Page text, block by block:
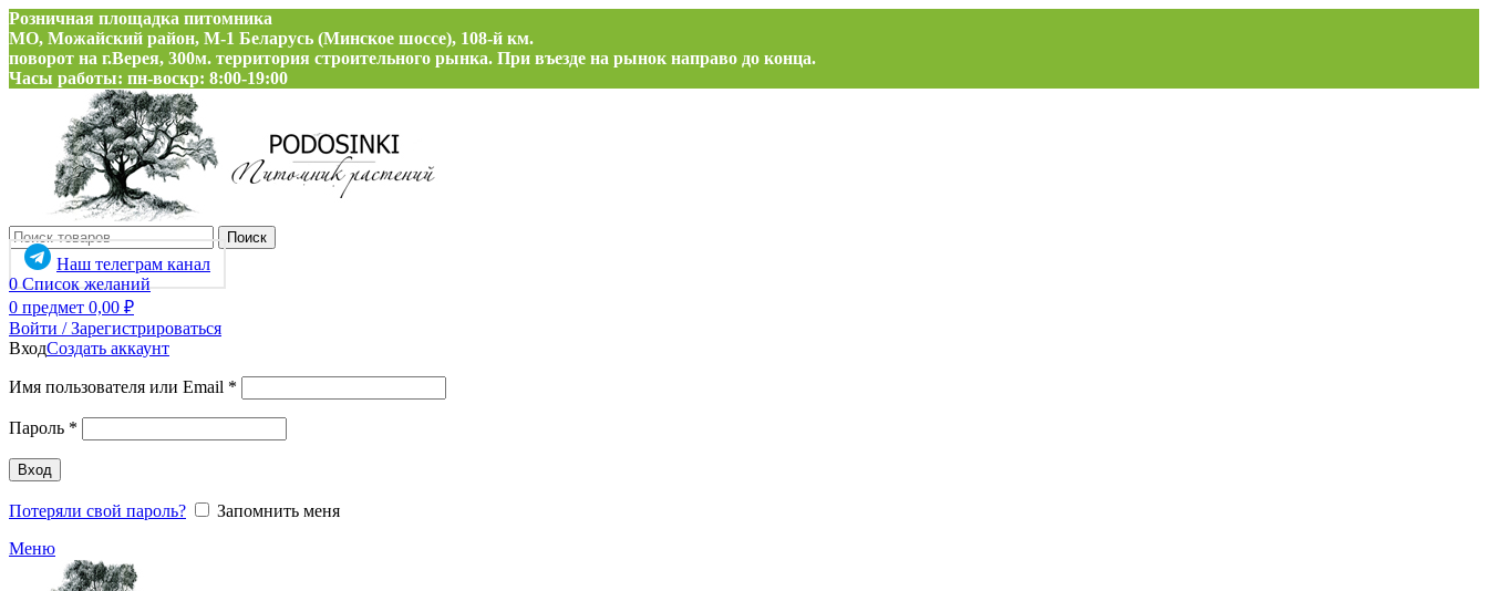
Розничная площадка питомника
МО, Можайский район, М-1 Беларусь (Минское шоссе), 108-й км.
поворот на г.Верея, 300м. территория строительного рынка. При въезде на рынок направо до конца.
Часы работы: пн-воскр: 8:00-19:00
Поиск
Наш телеграм канал
0 Список желаний
0 предмет 0,00 ₽
Войти / Зарегистрироваться
ВходСоздать аккаунт
Имя пользователя или Email *
Пароль *
Вход
Потеряли свой пароль?
Запомнить меня
Меню